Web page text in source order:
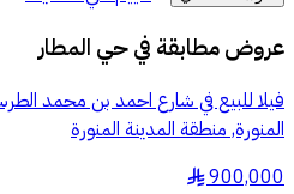
عروض مطابقة فيحي المطار
فيلا للبيع في شارع احمد بن محمد
المنورة, منطقة المدينة المنورة
900,000
§